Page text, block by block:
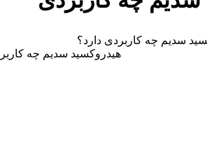
سدیم چه کاربردی دارد؟